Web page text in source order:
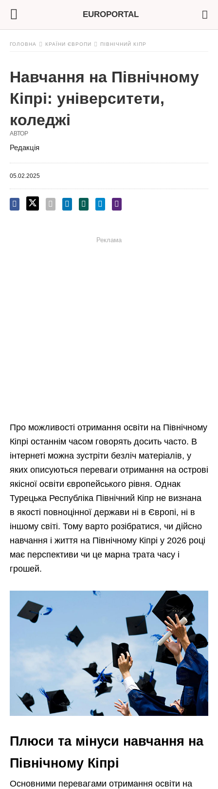
EUROPORTAL
ГОЛОВНА КРАЇНИ ЄВРОПИ ПІВНІЧНИЙ КІПР
Навчання на Північному
Кіпрі: університети,
коледжі
АВТОР
Редакція
05.02.2025
Реклама
Про можливості отримання освіти на Північному
Кіпрі останнім часом говорять досить часто. В
інтернеті можна зустріти безліч матеріалів, у
яких описуються переваги отримання на острові
якісної освіти європейського рівня. Однак
Турецька Республіка Північний Кіпр не визнана
в якості повноцінної держави ні в Європі, ні в
іншому світі. Тому варто розібратися, чи дійсно
навчання і життя на Північному Кіпрі у 2026 році
має перспективи чи це марна трата часу і
грошей.
Плюси та мінуси навчання на
Північному Кіпрі
Основними перевагами отримання освіти на